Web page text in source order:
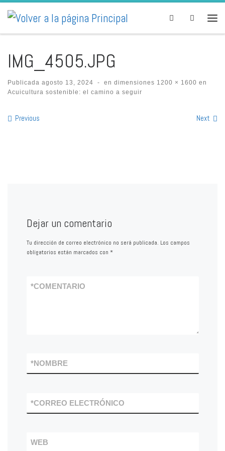
Skip to content
Search
IMG_4505.JPG
Publicada agosto 13, 2024 - en dimensiones 1200 × 1600 en
Acuicultura sostenible: el camino a seguir
Images navigation
Previous Next
Dejar un comentario
Tu dirección de correo electrónico no será publicada. Los campos
obligatorios están marcados con *
COMENTARIO
*
NOMBRE
*
CORREO ELECTRÓNICO
*
WEB